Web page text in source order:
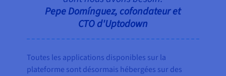
Pepe Domínguez, cofondateur et
CTO d'Uptodown
Toutes les applications disponibles sur la
plateforme sont désormais hébergées sur des